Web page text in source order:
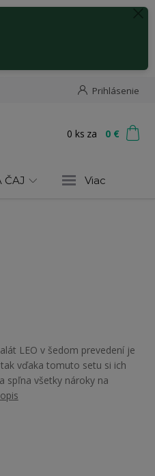
Prihlásenie
0 ks za 0 €
ČAJ Viac
LEO v šedom prevedení je
vďaka tomuto setu si ich
spľna všetky nároky na